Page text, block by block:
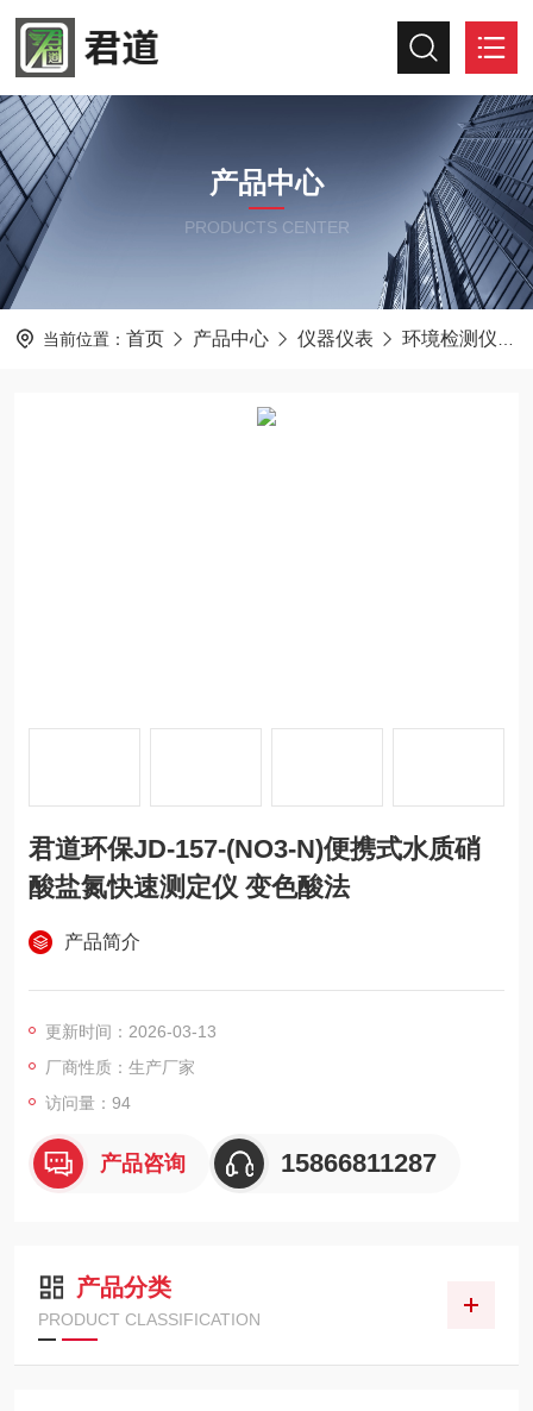
产品中心
PRODUCTS CENTER
当前位置： 首页 产品中心 仪器仪表 环境检测仪器
君道环保JD-157-(NO3-N)便携式水质硝
酸盐氮快速测定仪 变色酸法
产品简介
更新时间：2026-03-13
厂商性质：生产厂家
访问量：94
产品咨询 15866811287
产品分类
PRODUCT CLASSIFICATION